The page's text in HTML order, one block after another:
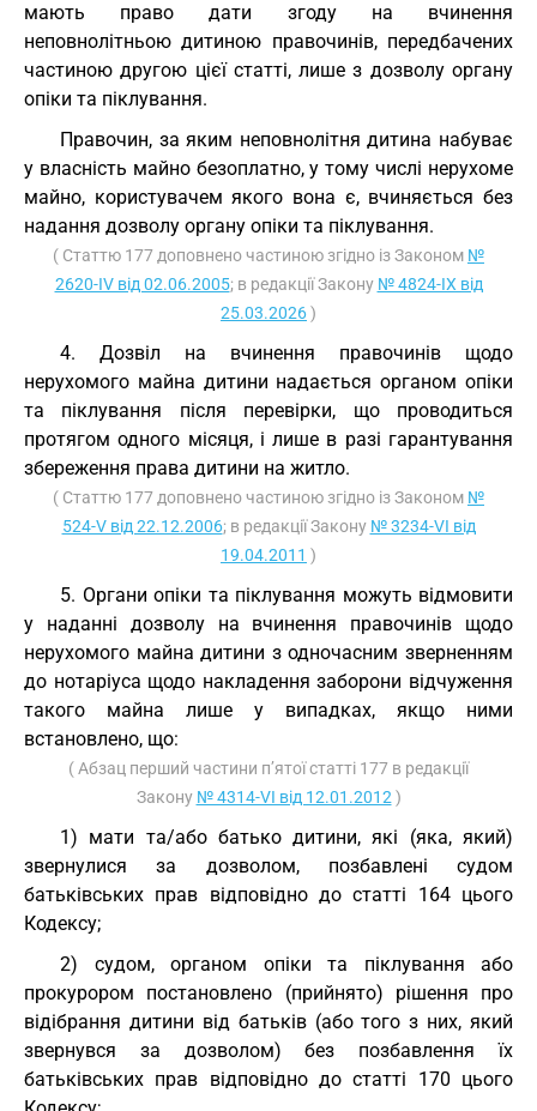
мають право дати згоду на вчинення
неповнолітньою дитиною правочинів, передбачених
частиною другою цієї статті, лише з дозволу органу
опіки та піклування.
Правочин, за яким неповнолітня дитина набуває
у власність майно безоплатно, у тому числі нерухоме
майно, користувачем якого вона є, вчиняється без
надання дозволу органу опіки та піклування.
( Статтю 177 доповнено частиною згідно із Законом №
2620-IV від 02.06.2005; в редакції Закону № 4824-IX від
25.03.2026)
4. Дозвіл на вчинення правочинів щодо
нерухомого майна дитини надається органом опіки
та піклування після перевірки, що проводиться
протягом одного місяця, і лише в разі гарантування
збереження права дитини на житло.
( Статтю 177 доповнено частиною згідно із Законом №
524-V від 22.12.2006; в редакції Закону № 3234-VI від
19.04.2011 )
5. Органи опіки та піклування можуть відмовити
у наданні дозволу на вчинення правочинів щодо
нерухомого майна дитини з одночасним зверненням
до нотаріуса щодо накладення заборони відчуження
такого майна лише у випадках, якщо ними
встановлено, що:
( Абзац перший частини п’ятої статті 177 в редакції
Закону № 4314-VI від 12.01.2012 )
1) мати та/або батько дитини, які (яка, який)
звернулися за дозволом, позбавлені судом
батьківських прав відповідно до статті 164 цього
Кодексу;
2) судом, органом опіки та піклування або
прокурором постановлено (прийнято) рішення про
відібрання дитини від батьків (або того з них, який
звернувся за дозволом) без позбавлення їх
батьківських прав відповідно до статті 170 цього